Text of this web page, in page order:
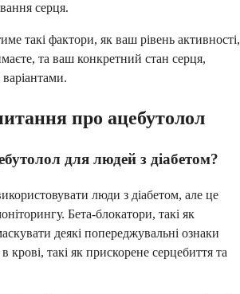
серця.
такі фактори, як ваш рівень активності,
та ваш конкретний стан серця,
про ацебутолол
для людей з діабетом?
люди з діабетом, але це
Бета-блокатори, такі як
деякі попереджувальні ознаки
крові, такі як прискорене серцебиття та